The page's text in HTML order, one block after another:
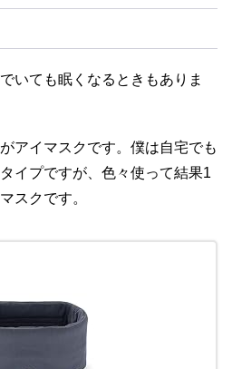
いても眠くなるときもありま
アイマスクです。僕は自宅でも
イプですが、色々使って結果1
スクです。